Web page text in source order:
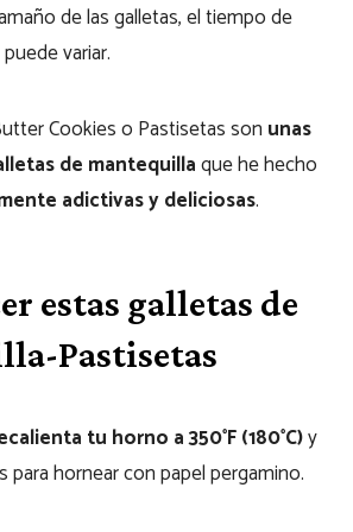
de las galletas, el tiempo de
variar.
Cookies o Pastisetas son unas
de mantequillaque he hecho
adictivas y deliciosas.
estas galletas de
Pastisetas
tu horno a 350°F (180°C)y
para hornear con papel pergamino.